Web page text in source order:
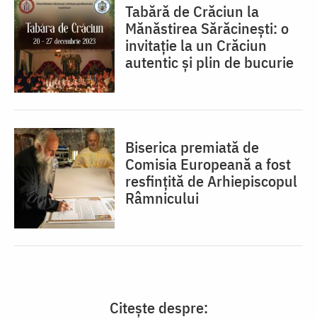
Tabără de Crăciun la
Mănăstirea Sărăcinești: o
invitație la un Crăciun
autentic și plin de bucurie
Biserica premiată de
Comisia Europeană a fost
resfinţită de Arhiepiscopul
Râmnicului
Citește despre: